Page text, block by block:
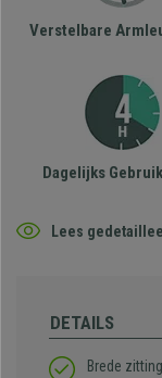
Verstelbare
Dagelijks
Lees
DETAILS
Brede